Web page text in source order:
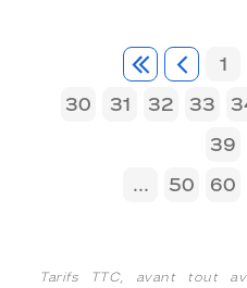
1
30
31 32 33
39
...
50 60
Tarifs TTC, avant tout